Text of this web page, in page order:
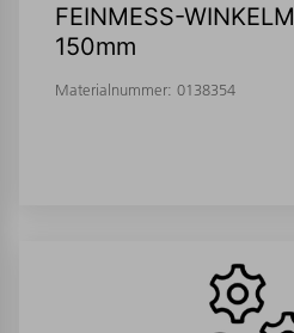
FEINMESS-
150mm
Materialnummer: 0138354